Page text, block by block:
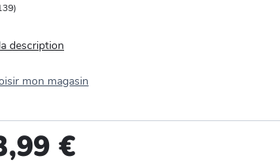
)
description
mon magasin
€